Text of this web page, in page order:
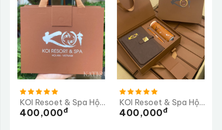
KOI Resoet & Spa Hội An
400,000Đ
KOI Resoet & Spa Hội An Lần 2
400,000Đ